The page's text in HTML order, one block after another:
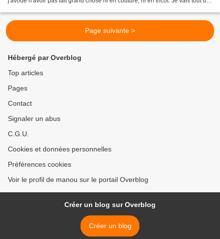
Page suivante >
Hébergé par Overblog
Top articles
Pages
Contact
Signaler un abus
C.G.U.
Cookies et données personnelles
Préférences cookies
Voir le profil de manou sur le portail Overblog
Créer un blog sur Overblog
Créer un blog